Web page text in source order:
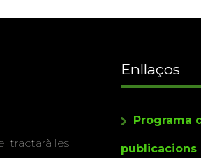
tractarà les
Enllaços
Programa
publicacions